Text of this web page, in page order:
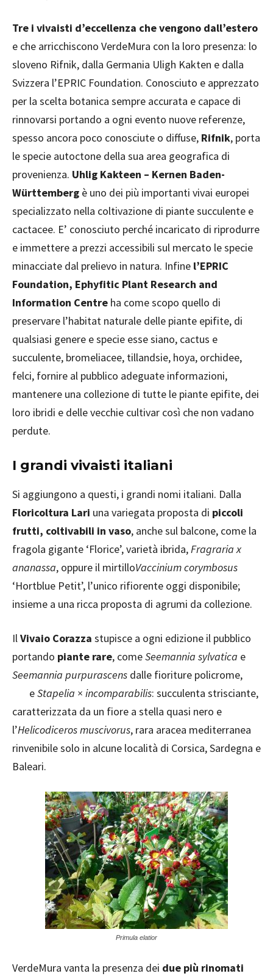
Tre i vivaisti d’eccellenza che vengono dall’estero
e che arricchiscono VerdeMura con la loro presenza: lo
sloveno Rifnik, dalla Germania Uligh Kakten e dalla
Svizzera l’EPRIC Foundation. Conosciuto e apprezzato
per la scelta botanica sempre accurata e capace di
rinnovarsi portando a ogni evento nuove referenze,
spesso ancora poco conosciute o diffuse, Rifnik, porta
le specie autoctone della sua area geografica di
provenienza. Uhlig Kakteen – Kernen Baden-
Württemberg è uno dei più importanti vivai europei
specializzato nella coltivazione di piante succulente e
cactacee. E’ conosciuto perché incaricato di riprodurre
e immettere a prezzi accessibili sul mercato le specie
minacciate dal prelievo in natura. Infine l’EPRIC
Foundation, Ephyfitic Plant Research and
Information Centre ha come scopo quello di
preservare l’habitat naturale delle piante epifite, di
qualsiasi genere e specie esse siano, cactus e
succulente, bromeliacee, tillandsie, hoya, orchidee,
felci, fornire al pubblico adeguate informazioni,
mantenere una collezione di tutte le piante epifite, dei
loro ibridi e delle vecchie cultivar così che non vadano
perdute.
I grandi vivaisti italiani
Si aggiungono a questi, i grandi nomi italiani. Dalla
Floricoltura Lari una variegata proposta di piccoli
frutti, coltivabili in vaso, anche sul balcone, come la
fragola gigante ‘Florice’, varietà ibrida,Fragraria x
ananassa, oppure il mirtilloVaccinium corymbosus
‘Hortblue Petit’, l’unico rifiorente oggi disponibile;
insieme a una ricca proposta di agrumi da collezione.
IlVivaio Corazza stupisce a ogni edizione il pubblico
portando piante rare, comeSeemannia sylvatica e
Seemannia purpurascens dalle fioriture policrome,
eStapelia × incomparabilis: succulenta strisciante,
caratterizzata da un fiore a stella quasi nero e
l’Helicodicerosmuscivorus, rara aracea mediterranea
rinvenibile solo in alcune località di Corsica, Sardegna e
Baleari.
Primula elatior
VerdeMura vanta la presenza dei due più rinomati